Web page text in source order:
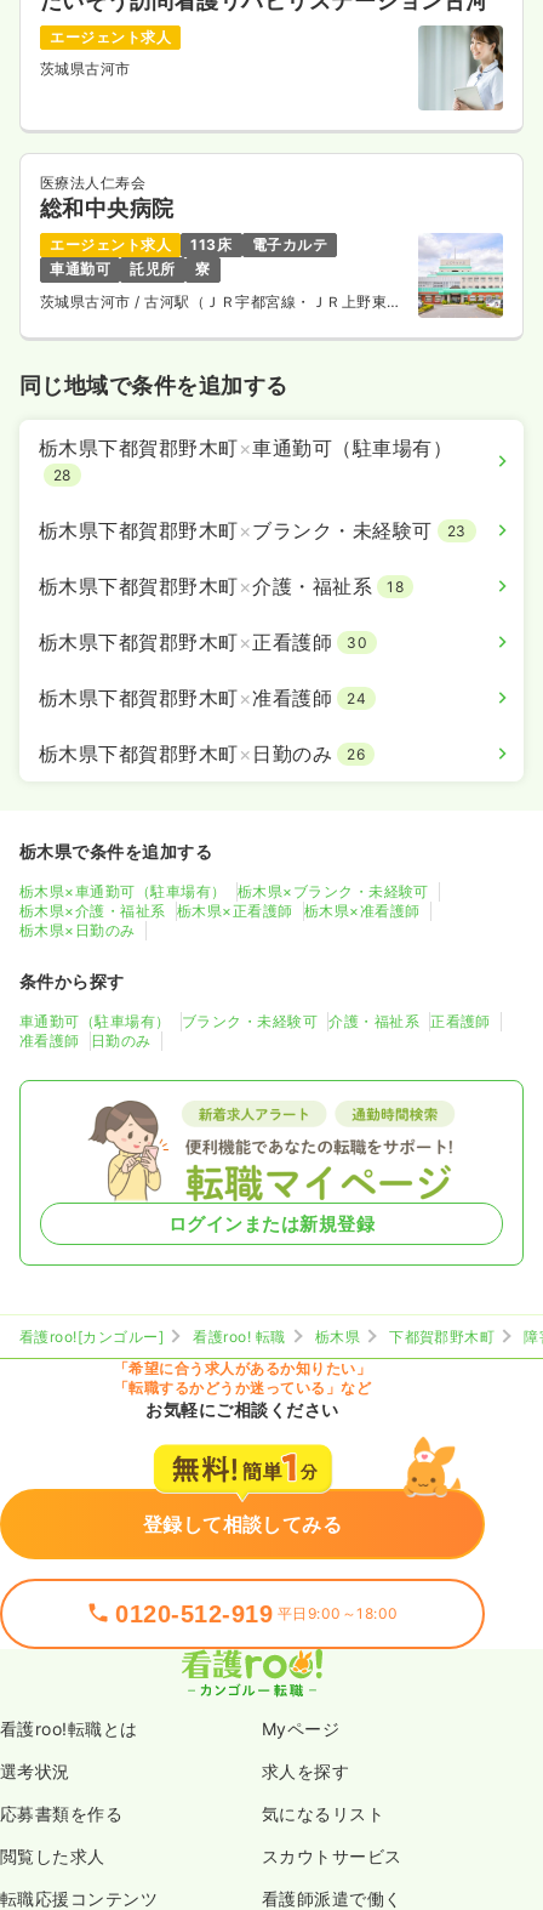
エージェント求人
茨城県古河市
医療法人仁寿会
総和中央病院
エージェント求人 113床
電子カルテ
車通勤可
託児所
寮
茨城県古河市 / 古河駅（ＪＲ宇都宮線・ＪＲ上野東京
同じ地域で条件を追加する
栃木県下都賀郡野木町×車通勤可（駐車場有）
28
栃木県下都賀郡野木町×ブランク・未経験可 23
栃木県下都賀郡野木町×介護・福祉系 18
栃木県下都賀郡野木町×正看護師 30
栃木県下都賀郡野木町×准看護師 24
栃木県下都賀郡野木町× 日勤のみ 26
栃木県で条件を追加する
栃木県×車通勤可（駐車場有）
栃木県×ブランク・未経験可
栃木県×介護・福祉系
栃木県×正看護師
栃木県×准看護師
栃木県×日勤のみ
条件から探す
車通勤可（駐車場有） ブランク・未経験可 介護・福祉系
正看護師
准看護師
日勤のみ
ログインまたは新規登録
看護roo![カンゴルー] 看護roo! 転職 栃木県 下都賀郡野木町
障
「希望に合う求人があるか知りたい」
「転職するかどうか迷っている」など
お気軽にご相談ください
登録して相談してみる
0120-512-919 平日9:00～18:00
看護roo!転職とは Myページ
選考状況 求人を探す
応募書類を作る 気になるリスト
閲覧した求人 スカウトサービス
転職応援コンテンツ 看護師派遣で働く